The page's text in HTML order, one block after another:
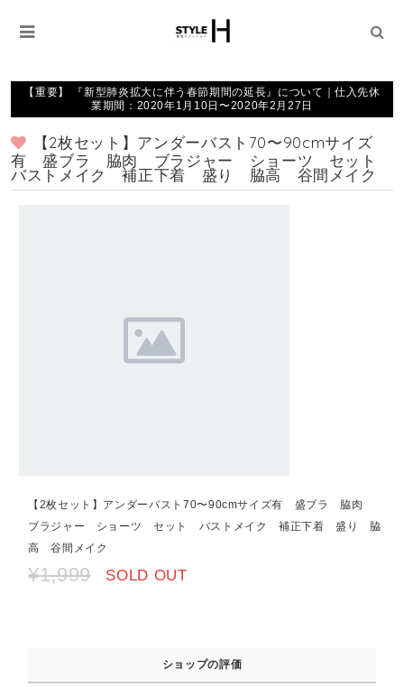
【重要】 『新型肺炎拡大に伴う春節期間の延長』について｜仕入先休
業期間：2020年1月10日〜2020年2月27日
【2枚セット】アンダーバスト70〜90cmサイズ
有 盛ブラ 脇肉 ブラジャー ショーツ セット
バストメイク 補正下着 盛り 脇高 谷間メイク
【2枚セット】アンダーバスト70〜90cmサイズ有 盛ブラ 脇肉
ブラジャー ショーツ セット バストメイク 補正下着 盛り 脇
高 谷間メイク
¥1,999 SOLD OUT
ショップの評価